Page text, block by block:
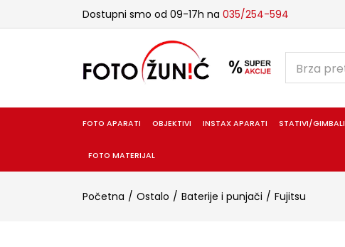
Dostupni smo od 09-17h na 035/254-594
FOTO APARATI OBJEKTIVI INSTAX APARATI STATIVI/GIMBALI
FOTO MATERIJAL
Početna Ostalo Baterije i punjači Fujitsu